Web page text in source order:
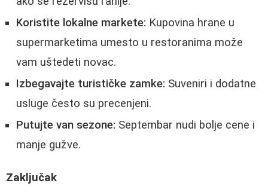
Koristite lokalne markete: Kupovina hrane u
supermarketima umesto u restoranima može
vam uštedeti novac.
Izbegavajte turističke zamke: Suveniri i dodatne
usluge često su precenjeni.
Putujte van sezone: Septembar nudi bolje cene i
manje gužve.
Zaključak